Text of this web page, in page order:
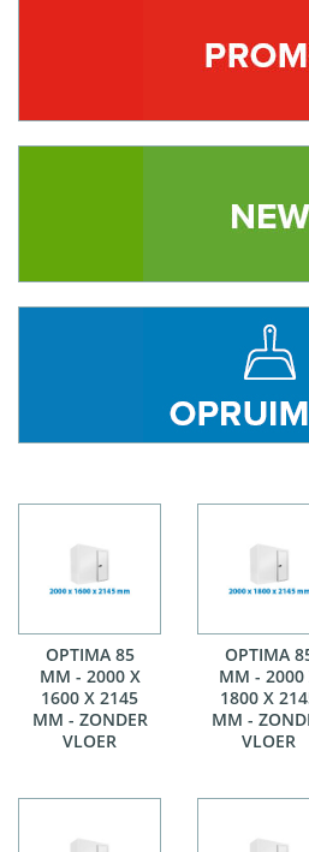
OPTIMA 85
MM - 2000 X
1600 X 2145
MM - ZONDER
VLOER
OPTIMA
MM - 2000
1800 X
MM -
VLOER